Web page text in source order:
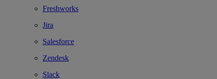
Freshworks
Jira
Salesforce
Zendesk
Slack